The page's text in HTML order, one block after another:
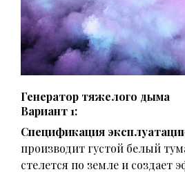
Генератор тяжелого дыма
Вариант 1:
Спецификация
производит густой белый
стелется по земле и создает